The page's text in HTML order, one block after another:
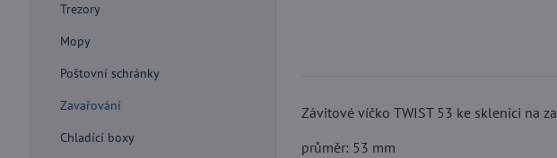
Závitové víčko TWIST 53 ke sklenici na
průměr: 53 mm
Trezory
Mopy
Poštovní schránky
Zavařování
Chladící boxy